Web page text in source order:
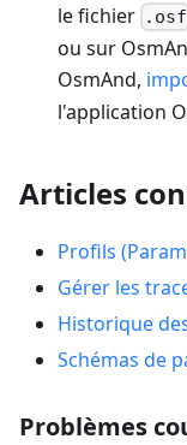
le fichier .osf
ou sur
OsmAnd,
l'application
Articles
Profils
Gérer les
Historique
Schémas de
Problèmes